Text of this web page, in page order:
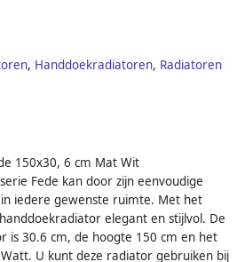
, Handdoekradiatoren, Radiatoren
150x30, 6 cm Mat Wit
Fede kan door zijn eenvoudige
iedere gewenste ruimte. Met het
elegant en stijlvol. De
is 30.6 cm, de hoogte 150 cm en het
U kunt deze radiator gebruiken bij